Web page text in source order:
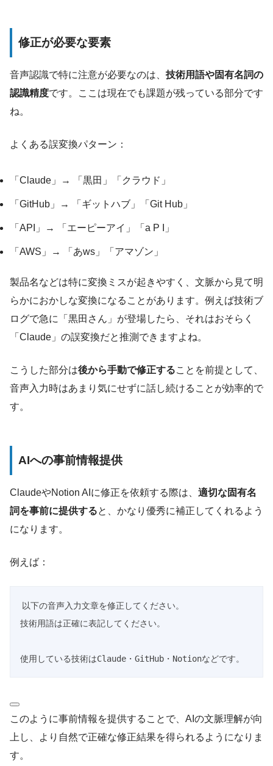
修正が必要な要素
音声認識で特に注意が必要なのは、 技術用語や固有名詞の
認識精度です。ここは現在でも課題が残っている部分です
ね。
よくある誤変換パターン：
「Claude」→ 「黒田」「クラウド」
「GitHub」→ 「ギットハブ」「Git Hub」
「API」→ 「エーピーアイ」「a P I」
「AWS」→ 「あws」「アマゾン」
製品名などは特に変換ミスが起きやすく、文脈から見て明
らかにおかしな変換になることがあります。例えば技術ブ
ログで急に「黒田さん」が登場したら、それはおそらく
「Claude」の誤変換だと推測できますよね。
こうした部分は後から手動で修正することを前提として、
音声入力時はあまり気にせずに話し続けることが効率的で
す。
AIへの事前情報提供
ClaudeやNotion AIに修正を依頼する際は、 適切な固有名
詞を事前に提供すると、かなり優秀に補正してくれるよう
になります。
例えば：
以下の音声入力文章を修正してください。
技術用語は正確に表記してください。
使用している技術はClaude・GitHub・Notionなどです。
このように事前情報を提供することで、AIの文脈理解が向
上し、より自然で正確な修正結果を得られるようになりま
す。